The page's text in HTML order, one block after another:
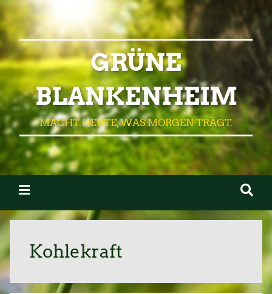
GRÜNE
BLANKENHEIM
MACHT HEUTE, WAS MORGEN TRÄGT.
Kohlekraft